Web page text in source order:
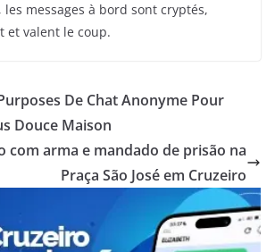
les messages à bord sont cryptés,
et valent le coup.
De Chat Anonyme Pour
Douce Maison
com arma e mandado de prisão na
Praça São José em Cruzeiro